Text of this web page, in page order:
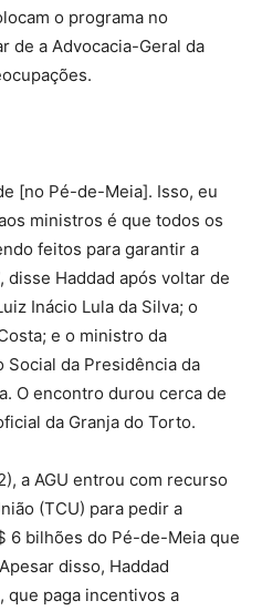
o programa no
de a Advocacia-Geral da
[no Pé-de-Meia]. Isso, eu
ministros é que todos os
feitos para garantir a
disse Haddad após voltar de
Inácio Lula da Silva; o
e o ministro da
Social da Presidência da
O encontro durou cerca de
da Granja do Torto.
a AGU entrou com recurso
(TCU) para pedir a
6 bilhões do Pé-de-Meia que
disso, Haddad
que paga incentivos a